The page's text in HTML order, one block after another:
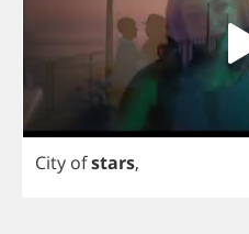
City ofstars,